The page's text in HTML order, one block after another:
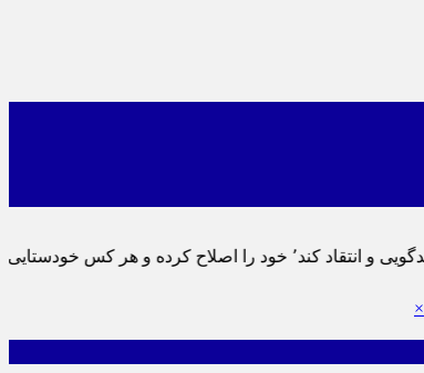
تباه نموده است.
×